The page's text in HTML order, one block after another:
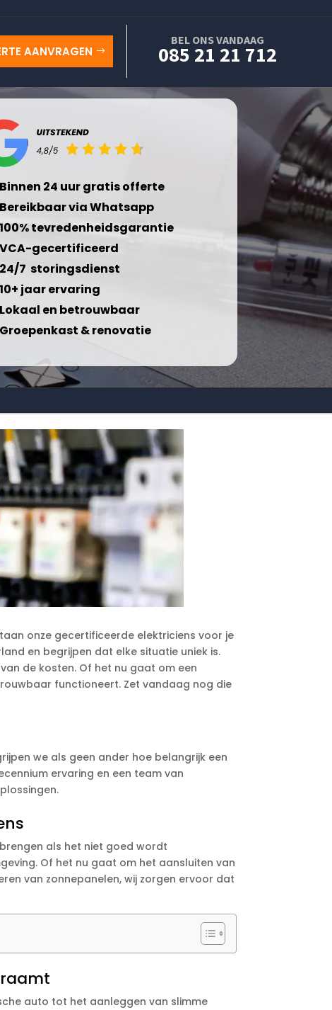
AANVRAGEN
BEL ONS VANDAAG
085 21 21 712
Binnen 24 uur gratis offerte
Bereikbaar via Whatsapp
100% tevredenheidsgarantie
VCA-gecertificeerd
24/7 storingsdienst
10+ jaar ervaring
Lokaal en betrouwbaar
Groepenkast & renovatie
onze gecertificeerde elektriciens voor je
en begrijpen dat elke situatie uniek is.
de kosten. Of het nu gaat om een
functioneert. Zet vandaag nog die
we als geen ander hoe belangrijk een
ervaring en een team van
als het niet goed wordt
Of het nu gaat om het aansluiten van
van zonnepanelen, wij zorgen ervoor dat
auto tot het aanleggen van slimme